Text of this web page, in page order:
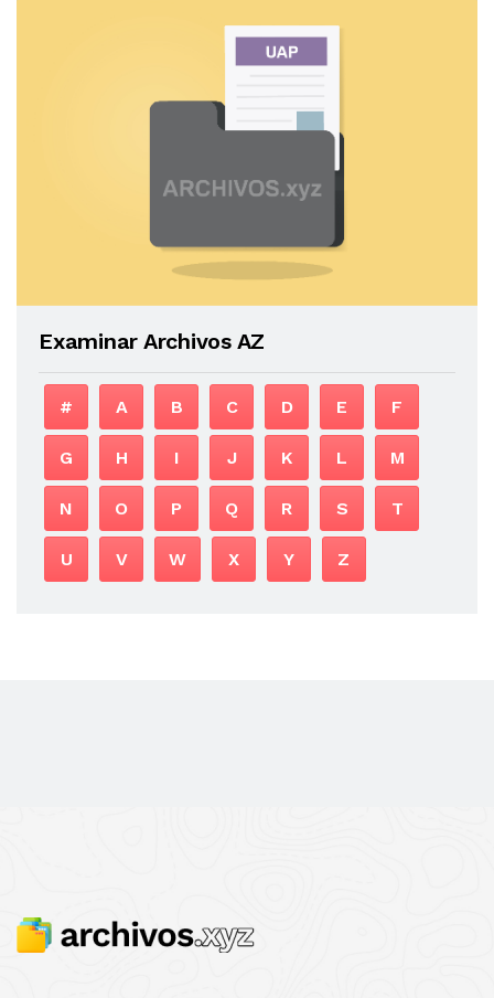
Examinar Archivos AZ
# A B C D E F
G H I J K L M
N O P Q R S T
U V W X Y Z